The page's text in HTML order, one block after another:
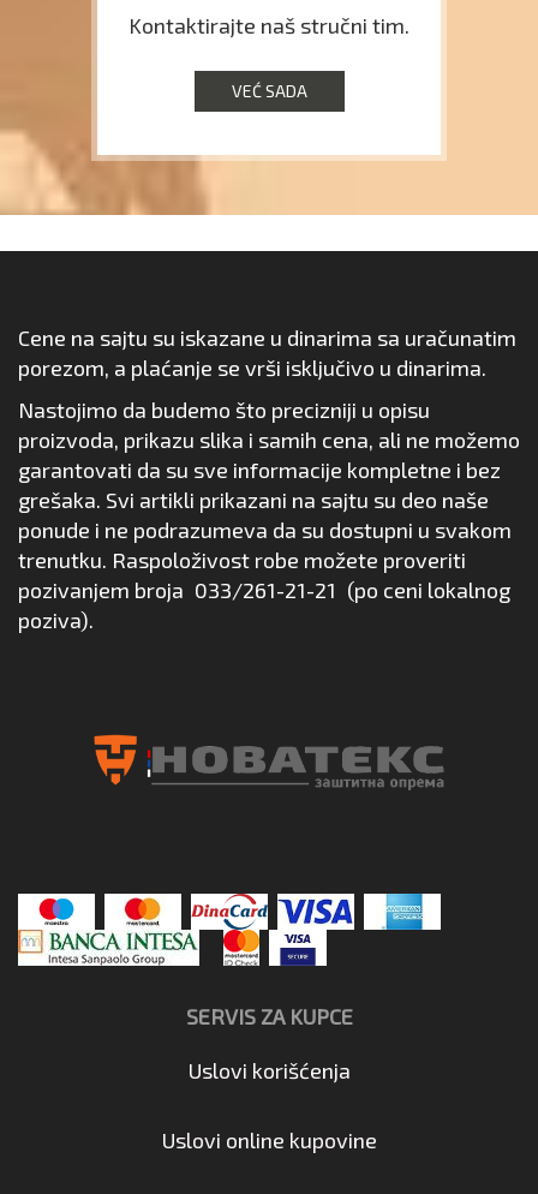
Kontaktirajte naš stručni tim.
VEĆ SADA
Cene na sajtu su iskazane u dinarima sa uračunatim
porezom, a plaćanje se vrši isključivo u dinarima.
Nastojimo da budemo što precizniji u opisu
proizvoda, prikazu slika i samih cena, ali ne možemo
garantovati da su sve informacije kompletne i bez
grešaka. Svi artikli prikazani na sajtu su deo naše
ponude i ne podrazumeva da su dostupni u svakom
trenutku. Raspoloživost robe možete proveriti
pozivanjem broja 033/261-21-21 (po ceni lokalnog
poziva).
SERVIS ZA KUPCE
Uslovi korišćenja
Uslovi online kupovine